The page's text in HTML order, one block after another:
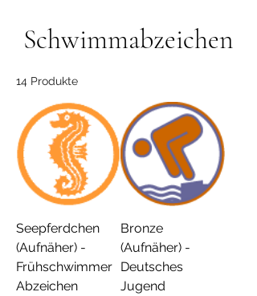
Schwimmabzeichen
14 Produkte
Seepferdchen
(Aufnäher) -
Frühschwimmer
Abzeichen
Bronze
(Aufnäher) -
Deutsches
Jugend